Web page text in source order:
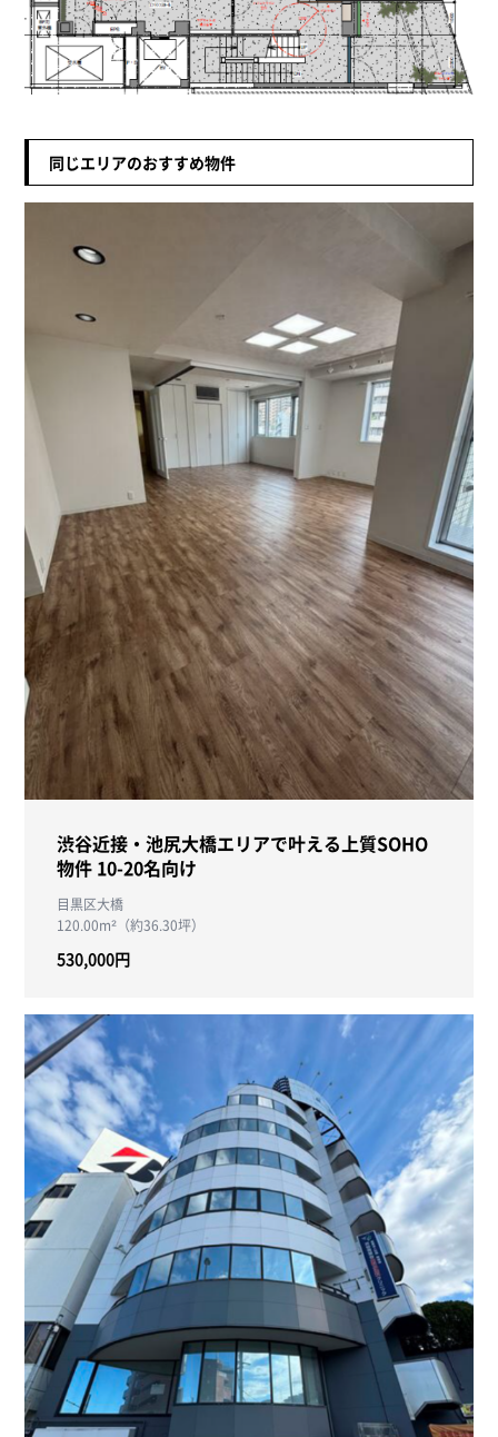
同じエリアのおすすめ物件
渋谷近接・池尻大橋エリアで叶える上質SOHO
物件 10-20名向け
目黒区大橋
120.00m²（約36.30坪）
530,000円